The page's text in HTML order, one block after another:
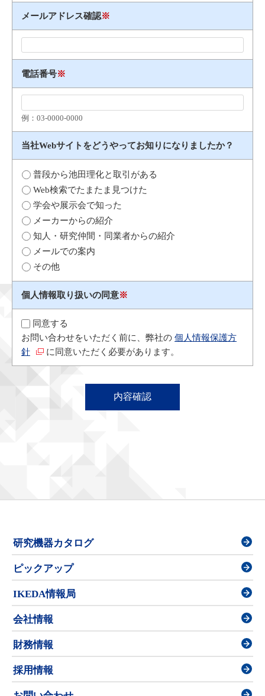
メールアドレス確認※
電話番号※
例：03​-​0000​-​0000
当社Webサイトをどうやってお知りになりましたか？
普段から池田理化と取引がある
Web検索でたまたま見つけた
学会や展示会で知った
メーカーからの紹介
知人・研究仲間・同業者からの紹介
メールでの案内
その他
個人情報取り扱いの同意※
同意する
お問い合わせをいただく前に、弊社の 個人情報保護方
針
に同意いただく必要があります。
研究機器カタログ
ピックアップ
IKEDA情報局
会社情報
財務情報
採用情報